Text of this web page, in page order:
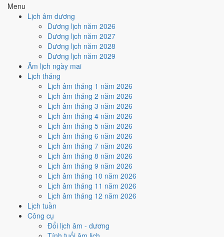
Menu
Lịch âm dương
Dương lịch năm 2026
Dương lịch năm 2027
Dương lịch năm 2028
Dương lịch năm 2029
Âm lịch ngày mai
Lịch tháng
Lịch âm tháng 1 năm 2026
Lịch âm tháng 2 năm 2026
Lịch âm tháng 3 năm 2026
Lịch âm tháng 4 năm 2026
Lịch âm tháng 5 năm 2026
Lịch âm tháng 6 năm 2026
Lịch âm tháng 7 năm 2026
Lịch âm tháng 8 năm 2026
Lịch âm tháng 9 năm 2026
Lịch âm tháng 10 năm 2026
Lịch âm tháng 11 năm 2026
Lịch âm tháng 12 năm 2026
Lịch tuần
Công cụ
Đổi lịch âm - dương
Địa Chi
Dương ·
Con Dậu
Địa Chi Dậu thuộc hành Kim; đặt cạnh Can Đinh
thì Hỏa khắc Kim (tương khắc).
Hỏa· Sơn
Hạ Hỏa
Nghĩa "Nước cuối khe", thuộc hành Hỏa, ứng với
cặp can chi Bính Thân và Đinh Dậu.
Thái Tuế
Kim Dậu
(chính
cung)
Tuổi Dậu hợp Thái Tuế. Tuổi xung Thái Tuế cần
Đỏ
Trắng/Bạc
Xanh lá
Kích hoạt vận khí, dùng cho trang phục, vật
phẩm phong thủy.
181 /184
ngày
Một tiêu chí thành phần, xét riêng bộ sao ngày.
Xem cơ chế ở bàisao Hoàng Đạo
Đạo.
Luận giải ngũ hành, Thái Tuế và màu hợp ở trên là quan niệm dân
gian. Nguồn tham chiếu:Tam Mệnh Thông Hội
Phương Thư. Dùng để tham khảo khi chọn thời điểm, không phải kết
luận khoa học.
Vận 8 Bát Bạch Cấn Thổ ảnh
hưởng gì tới năm 2017?